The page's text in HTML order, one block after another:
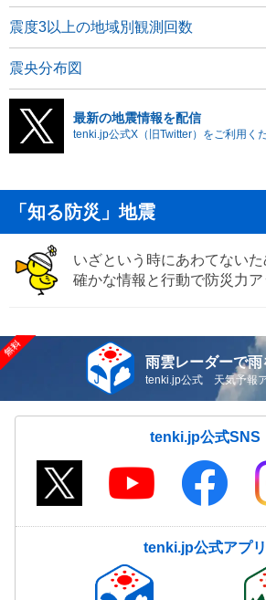
震度3以上の地域別観測回数
震央分布図
最新の地震情報を配信
tenki.jp公式X（旧Twitter）をご利用くだ
「知る防災」地震
いざという時にあわてないた
確かな情報と行動で防災力
雨雲レーダーで雨
tenki.jp公式 天気予報
tenki.jp公式SNS
tenki.jp公式アプリ